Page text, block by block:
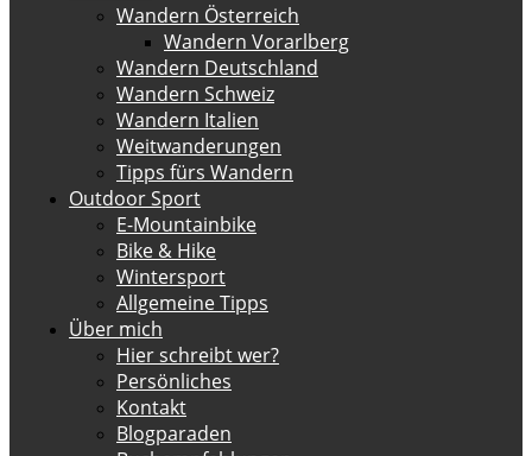
Wandern Österreich
Wandern Vorarlberg
Wandern Deutschland
Wandern Schweiz
Wandern Italien
Weitwanderungen
Tipps fürs Wandern
Outdoor Sport
E-Mountainbike
Bike & Hike
Wintersport
Allgemeine Tipps
Über mich
Hier schreibt wer?
Persönliches
Kontakt
Blogparaden